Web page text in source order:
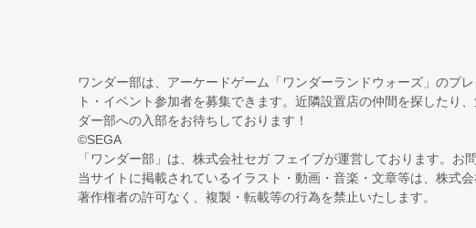
ワンダー部は、アーケードゲーム「ワンダーランドウォーズ」のプ
ト・イベント参加者を募集できます。近隣設置店の仲間を探したり
ダー部への入部をお待ちしております！
©SEGA
「ワンダー部」は、株式会社セガ フェイブが運営しております。お
当サイトに掲載されているイラスト・動画・音楽・文章等は、株式
著作権者の許可なく、複製・転載等の行為を禁止いたします。